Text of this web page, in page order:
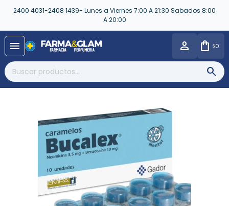
2400 4031-2408 1439- Lunes a Viernes 7:00 A 21:30 Sabados 8:00
A 20:00
menu $0